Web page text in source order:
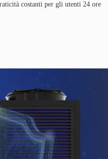
costanti per gli utenti 24 ore